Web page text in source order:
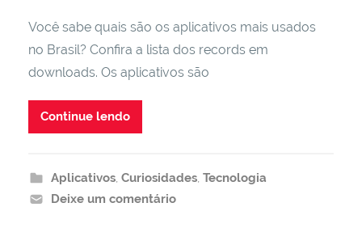
Você sabe quais são os aplicativos mais usados
no Brasil? Confira a lista dos records em
downloads. Os aplicativos são
Continue lendo
Aplicativos, Curiosidades, Tecnologia
Deixe um comentário